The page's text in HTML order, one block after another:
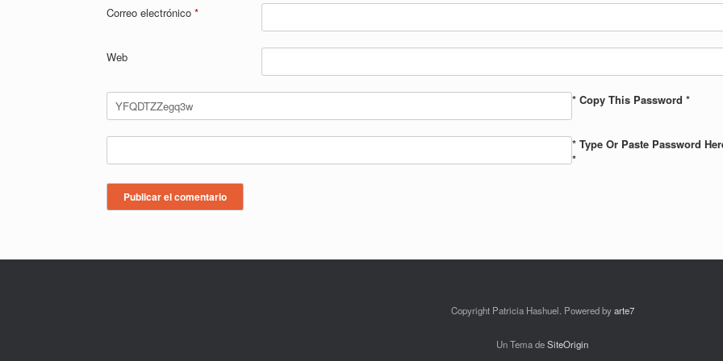
Correo electrónico *
Web
* Copy This Password *
* Type Or Paste Password
*
Copyright Patricia Hashuel. Powered byarte7
Un Tema deSiteOrigin